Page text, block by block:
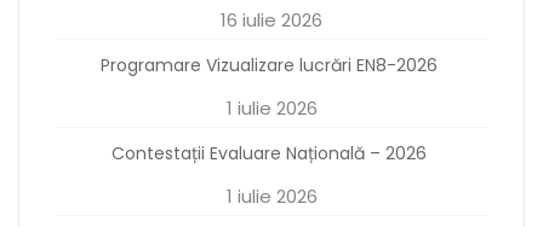
16 iulie 2026
Programare Vizualizare lucrări EN8-2026
1 iulie 2026
Contestații Evaluare Națională – 2026
1 iulie 2026